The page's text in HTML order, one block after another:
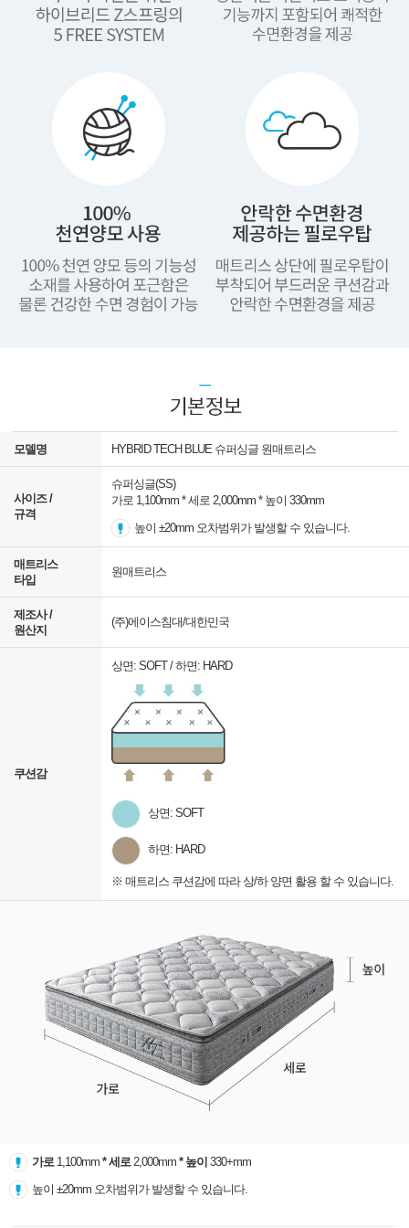
모델명 HYBRID TECH BLUE 슈퍼싱글 원매트리스
사이즈 /
규격
슈퍼싱글(SS)
가로 1,100mm * 세로 2,000mm * 높이 330mm
높이 ±20mm 오차범위가 발생할 수 있습니다.
매트리스
타입
원매트리스
제조사 /
원산지
(주)에이스침대/대한민국
쿠션감
상면: SOFT / 하면: HARD
상면: SOFT
하면: HARD
※ 매트리스 쿠션감에 따라 상/하 양면 활용 할 수 있습니다.
가로 1,100mm * 세로 2,000mm * 높이 330+mm
높이 ±20mm 오차범위가 발생할 수 있습니다.